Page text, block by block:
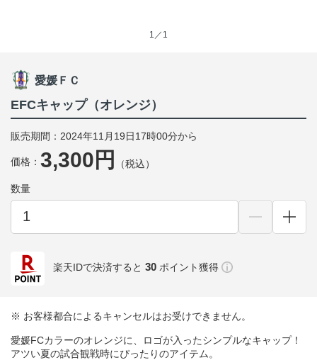
1／1
愛媛ＦＣ
EFCキャップ（オレンジ）
販売期間：2024年11月19日17時00分から
価格： 3,300円 （税込）
数量
楽天IDで決済すると 30 ポイント獲得
※ お客様都合によるキャンセルはお受けできません。
愛媛FCカラーのオレンジに、ロゴが入ったシンプルなキャップ！
アツい夏の試合観戦時にぴったりのアイテム。